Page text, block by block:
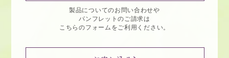
製品についてのお問い合わせや
パンフレットのご請求は
こちらのフォームをご利用ください。